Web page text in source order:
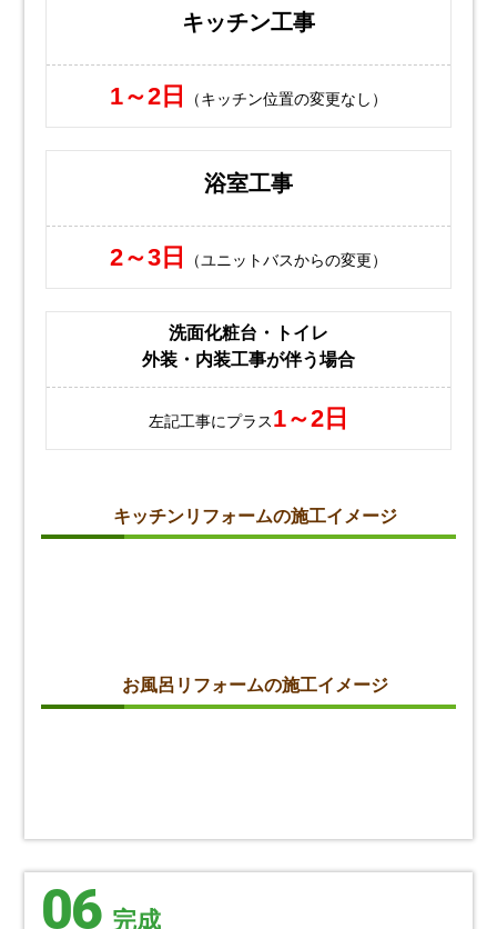
キッチン工事
1～2日 （キッチン位置の変更なし）
浴室工事
2～3日 （ユニットバスからの変更）
洗面化粧台・トイレ
外装・内装工事が伴う場合
左記工事にプラス1～2日
キッチンリフォームの施工イメージ
お風呂リフォームの施工イメージ
06 完成